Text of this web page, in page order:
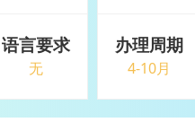
语言要求
无
办理周期
4-10月